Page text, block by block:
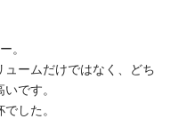
。
ームだけではなく、どち
です。
した。